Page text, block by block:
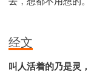
经文
叫人活着的乃是灵